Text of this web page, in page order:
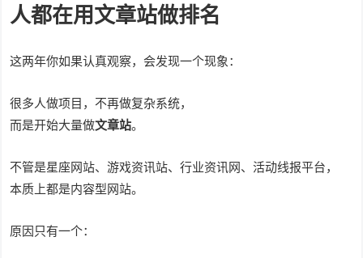
人都在用文章站做排名
这两年你如果认真观察，会发现一个现象：
很多人做项目，不再做复杂系统，
而是开始大量做文章站。
不管是星座网站、游戏资讯站、行业资讯网、活动线报平台，
本质上都是内容型网站。
原因只有一个：